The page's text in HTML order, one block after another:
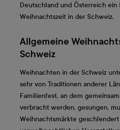
Deutschland und Österreich ein
Weihnachtszeit in der Schweiz.
Allgemeine
Schweiz
Weihnachten in der Schweiz
sehr von Traditionen anderer
Familienfest, an dem
verbracht werden, gesungen,
Weihnachtsmärkte